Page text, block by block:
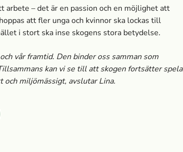
arbete – det är en passion och en möjlighet att
att fler unga och kvinnor ska lockas till
i stort ska inse skogens stora betydelse.
vår framtid. Den binder oss samman som
kan vi se till att skogen fortsätter spela
miljömässigt, avslutar Lina.